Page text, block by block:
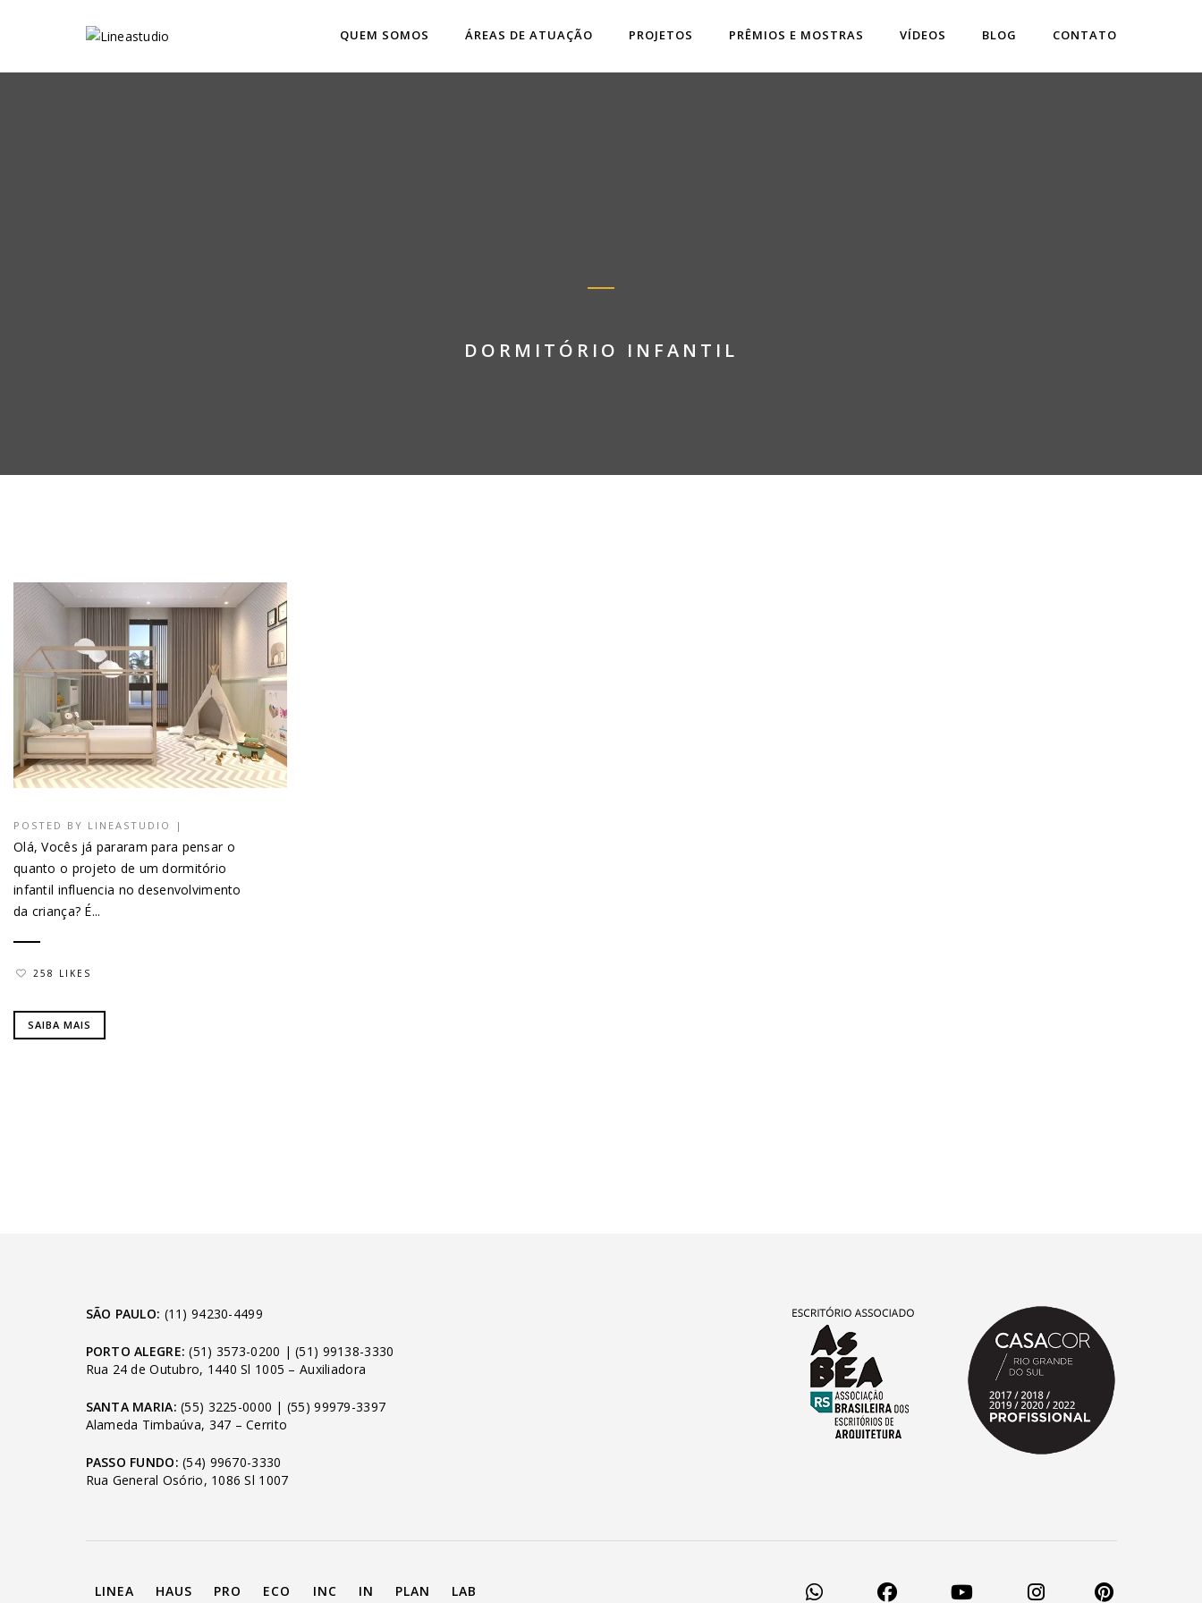
QUEM SOMOS ÁREAS DE ATUAÇÃO PROJETOS PRÊMIOS E MOSTRAS VÍDEOS BLOG CONTATO
DORMITÓRIO INFANTIL
POSTED BY LINEASTUDIO |
Olá, Vocês já pararam para pensar o
quanto o projeto de um dormitório
infantil influencia no desenvolvimento
da criança? É...
258 LIKES
SAIBA MAIS
SÃO PAULO: (11) 94230-4499
PORTO ALEGRE: (51) 3573-0200 |(51) 99138-3330
Rua 24 de Outubro, 1440 Sl 1005 – Auxiliadora
SANTA MARIA: (55) 3225-0000 | (55) 99979-3397
Alameda Timbaúva, 347 – Cerrito
PASSO FUNDO: (54) 99670-3330
Rua General Osório, 1086 Sl 1007
LINEA HAUS PRO ECO INC IN PLAN LAB